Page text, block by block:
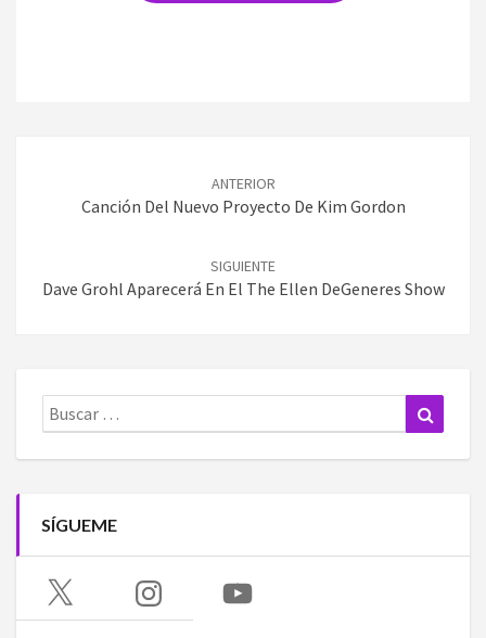
entradas
ANTERIOR
Canción Del Nuevo Proyecto De Kim Gordon
SIGUIENTE
Dave Grohl Aparecerá En El The Ellen DeGeneres Show
Buscar:
SÍGUEME
X Instagram YouTube